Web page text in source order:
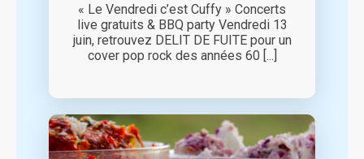
« Le Vendredi c’est Cuffy » Concerts
live gratuits & BBQ party Vendredi 13
juin, retrouvez DELIT DE FUITE pour un
cover pop rock des années 60 [...]